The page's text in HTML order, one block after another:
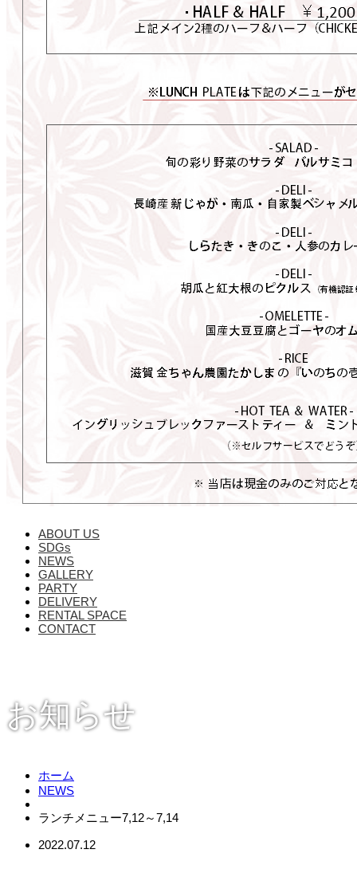
ABOUT US
SDGs
NEWS
GALLERY
PARTY
DELIVERY
RENTAL SPACE
CONTACT
お知らせ
ホーム
NEWS
ランチメニュー7,12～7,14
2022.07.12